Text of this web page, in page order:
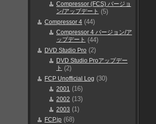
Compressor (FCS) バージョ
ン/アップデート (5)
Compressor 4 (44)
Compressor 4 バージョン/ア
ップデート (44)
DVD Studio Pro (2)
DVD Studio Proアップデー
ト (2)
FCP Unofficial Log (30)
2001 (16)
2002 (13)
2003 (1)
FCP.jp (68)